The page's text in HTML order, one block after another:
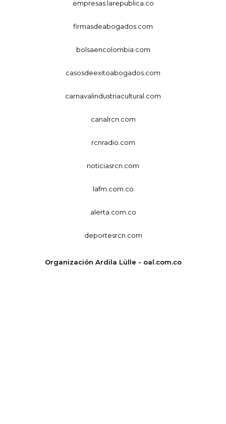
empresas.larepublica.co
firmasdeabogados.com
bolsaencolombia.com
casosdeexitoabogados.com
carnavalindustriacultural.com
canalrcn.com
rcnradio.com
noticiasrcn.com
lafm.com.co
alerta.com.co
deportesrcn.com
Organización Ardila Lülle - oal.com.co